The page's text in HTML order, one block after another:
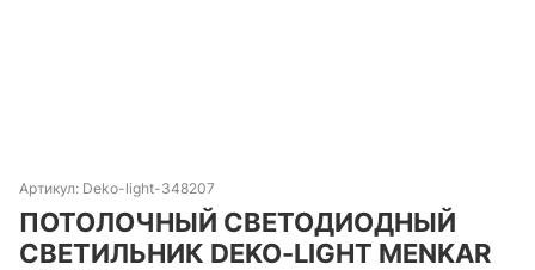
Артикул: Deko-light-348207
ПОТОЛОЧНЫЙ СВЕТОДИОДНЫЙ
СВЕТИЛЬНИК DEKO-LIGHT MENKAR